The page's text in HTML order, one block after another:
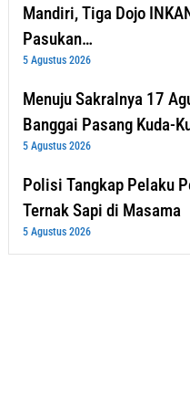
Mandiri, Tiga Dojo
Pasukan…
5 Agustus 2026
Menuju Sakralnya 17
Banggai Pasang Kuda-
5 Agustus 2026
Polisi Tangkap Pelaku
Ternak Sapi di Masama
5 Agustus 2026